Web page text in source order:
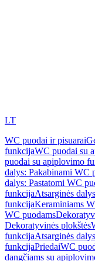
LT
WC puodai ir pisuarai
funkcijaWC puodai su
puodai su apiplovimo
dalys: Pakabinami WC
dalys: Pastatomi WC
funkcijaAtsarginės
funkcijaKeraminiams
WC puodams
Dekoratyvinės plokštės
funkcijaAtsarginės
funkcijaPriedaiWC
dangčiams su